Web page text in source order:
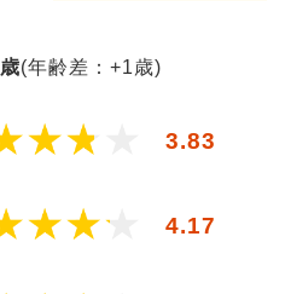
歳(年齢差：+1歳)
3.83
4.17